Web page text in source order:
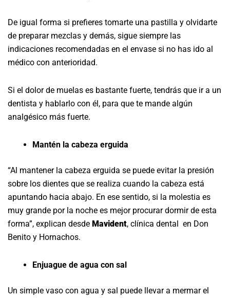
De igual forma si prefieres tomarte una pastilla y olvidarte
de preparar mezclas y demás, sigue siempre las
indicaciones recomendadas en el envase si no has ido al
médico con anterioridad.
Si el dolor de muelas es bastante fuerte, tendrás que ir a un
dentista y hablarlo con él, para que te mande algún
analgésico más fuerte.
Mantén la cabeza erguida
“Al mantener la cabeza erguida se puede evitar la presión
sobre los dientes que se realiza cuando la cabeza está
apuntando hacia abajo. En ese sentido, si la molestia es
muy grande por la noche es mejor procurar dormir de esta
forma”, explican desde Mavident, clínica dental en Don
Benito y Hornachos.
Enjuague de agua con sal
Un simple vaso con agua y sal puede llevar a mermar el